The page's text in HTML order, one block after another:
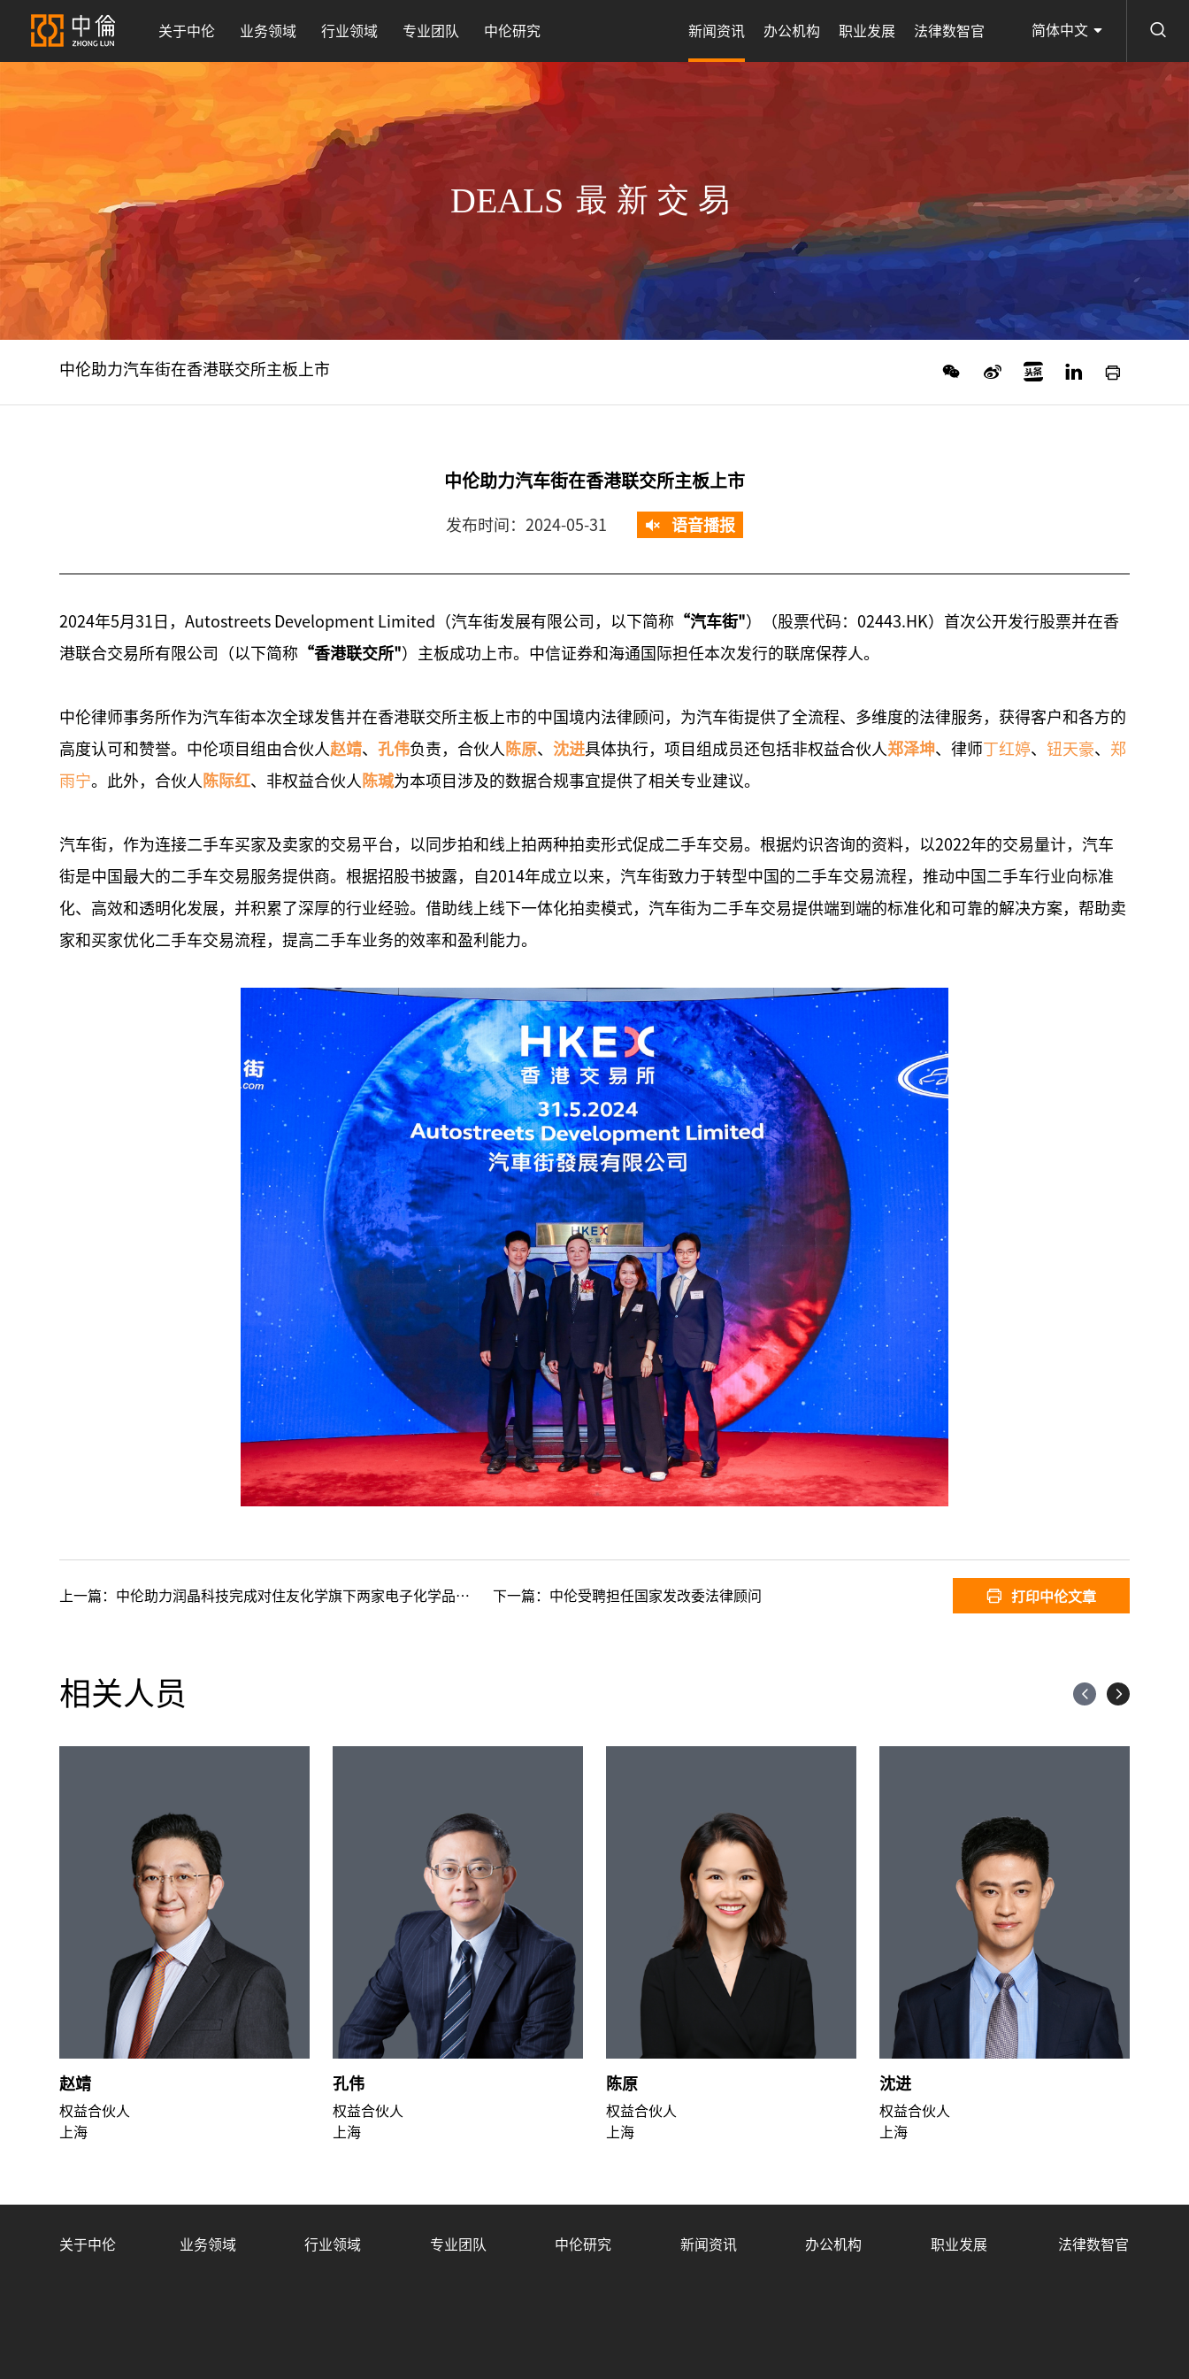
关于中伦 业务领域 行业领域 专业团队 中伦研究 新闻资讯 办公机构 职业发展 法律数智官 简体中文
DEALS 最新交易
中伦助力汽车街在香港联交所主板上市
中伦助力汽车街在香港联交所主板上市
发布时间：2024-05-31 语音播报
2024年5月31日，Autostreets Development Limited（汽车街发展有限公司，以下简称 “汽车街"）（股票代码：02443.HK）首次公开发行股票并在香
港联合交易所有限公司（以下简称 “香港联交所"）主板成功上市。中信证券和海通国际担任本次发行的联席保荐人。
中伦律师事务所作为汽车街本次全球发售并在香港联交所主板上市的中国境内法律顾问，为汽车街提供了全流程、多维度的法律服务，获得客户和各方的
高度认可和赞誉。中伦项目组由合伙人 赵靖、孔伟负责，合伙人 陈原、沈进具体执行，项目组成员还包括非权益合伙人 郑泽坤、律师丁红婷、 钮天豪、 郑
雨宁。此外，合伙人 陈际红、非权益合伙人 陈瑊为本项目涉及的数据合规事宜提供了相关专业建议。
汽车街，作为连接二手车买家及卖家的交易平台，以同步拍和线上拍两种拍卖形式促成二手车交易。根据灼识咨询的资料，以2022年的交易量计，汽车
街是中国最大的二手车交易服务提供商。根据招股书披露，自2014年成立以来，汽车街致力于转型中国的二手车交易流程，推动中国二手车行业向标准
化、高效和透明化发展，并积累了深厚的行业经验。借助线上线下一体化拍卖模式，汽车街为二手车交易提供端到端的标准化和可靠的解决方案，帮助卖
家和买家优化二手车交易流程，提高二手车业务的效率和盈利能力。
上一篇： 中伦助力润晶科技完成对住友化学旗下两家电子化学品公司的全资收购 下一篇： 中伦受聘担任国家发改委法律顾问 打印中伦文章
相关人员
赵靖
权益合伙人
上海
孔伟
权益合伙人
上海
陈原
权益合伙人
上海
沈进
权益合伙人
上海
关于中伦 业务领域 行业领域 专业团队 中伦研究 新闻资讯 办公机构 职业发展 法律数智官